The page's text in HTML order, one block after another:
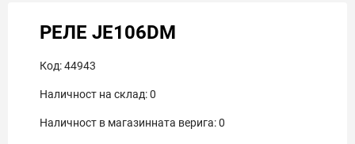
РЕЛЕ JE106DM
Код:44943
Наличност на склад:0
Наличност в магазинната верига:0